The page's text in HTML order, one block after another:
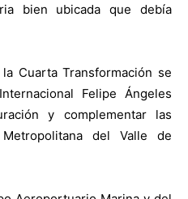
bien ubicada que debía
Cuarta Transformación se
Felipe Ángeles
y complementar las
del Valle de